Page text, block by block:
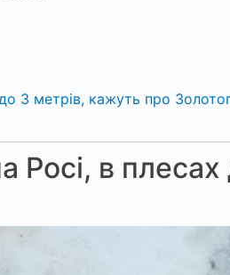
3 метрів, кажуть про
Росі, в